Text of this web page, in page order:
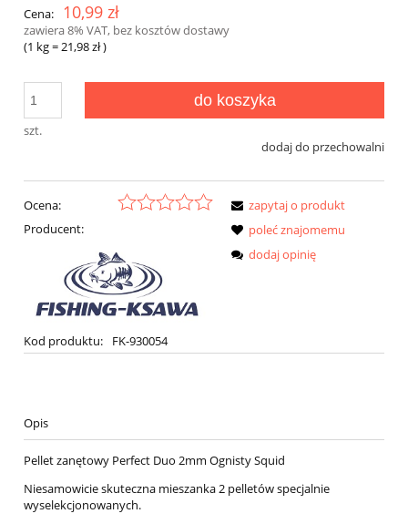
Cena: 10,99 zł
zawiera 8% VAT, bez kosztów dostawy
(1 kg=21,98 zł)
szt.
do koszyka
dodaj do przechowalni
Ocena:
Producent:
Kod produktu: FK-930054
zapytaj o produkt
poleć znajomemu
dodaj opinię
Opis
Pellet zanętowy Perfect Duo 2mm Ognisty Squid
Niesamowicie skuteczna mieszanka 2 pelletów specjalnie
wyselekcjonowanych.